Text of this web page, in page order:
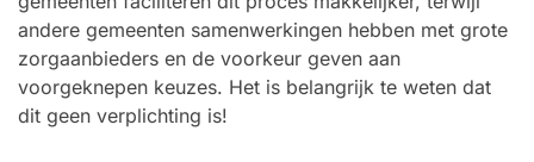
andere gemeenten samenwerkingen hebben met grote
zorgaanbieders en de voorkeur geven aan
voorgeknepen keuzes. Het is belangrijk te weten dat
dit geen verplichting is!